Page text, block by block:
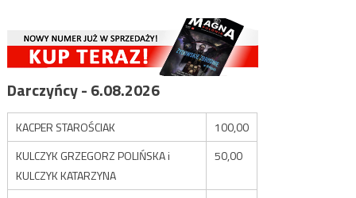
Darczyńcy - 6.08.2026
KACPER STAROŚCIAK
100,00
KULCZYK GRZEGORZ POLIŃSKA i
KULCZYK KATARZYNA
50,00